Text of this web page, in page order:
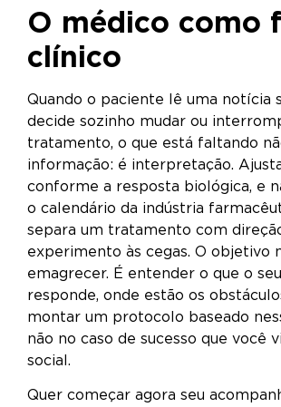
O médico como
clínico
Quando o paciente lê uma notícia
decide sozinho mudar ou
tratamento, o que está faltando
informação: é interpretação.
conforme a resposta biológica, e
o calendário da indústria
separa um tratamento com
experimento às cegas. O objetivo
emagrecer. É entender o que o
responde, onde estão os
montar um protocolo baseado
não no caso de sucesso que você
social.
Quer começar agora seu